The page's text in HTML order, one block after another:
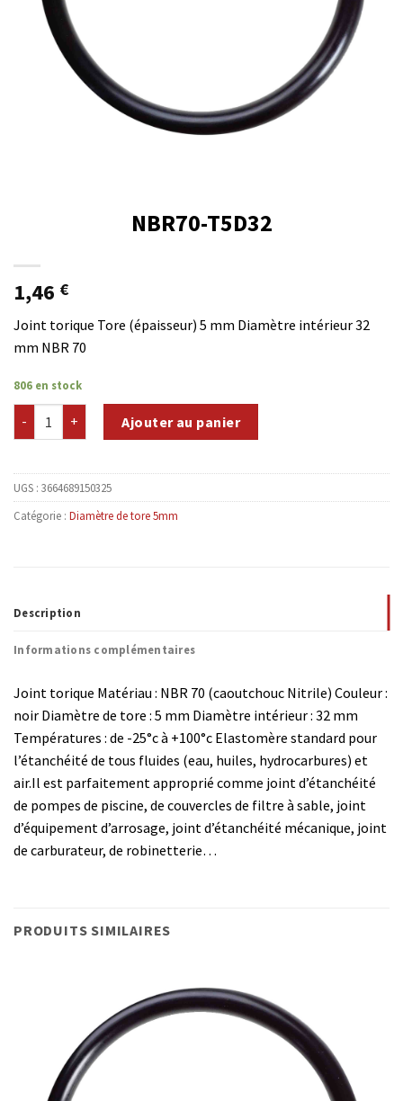
NBR70-T5D32
1,46 €
Joint torique Tore (épaisseur) 5 mm Diamètre intérieur 32
mm NBR 70
806 en stock
Ajouter au panier
UGS : 3664689150325
Catégorie : Diamètre de tore 5mm
Description
Informations complémentaires
Joint torique Matériau : NBR 70 (caoutchouc Nitrile) Couleur :
noir Diamètre de tore : 5 mm Diamètre intérieur : 32 mm
Températures : de -25°c à +100°c Elastomère standard pour
l’étanchéité de tous fluides (eau, huiles, hydrocarbures) et
air.Il est parfaitement approprié comme joint d’étanchéité
de pompes de piscine, de couvercles de filtre à sable, joint
d’équipement d’arrosage, joint d’étanchéité mécanique, joint
de carburateur, de robinetterie…
PRODUITS SIMILAIRES